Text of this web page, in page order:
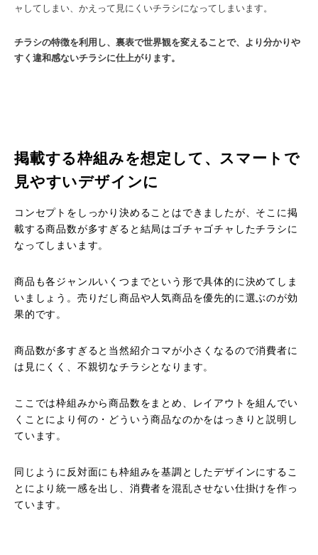
ャしてしまい、かえって見にくいチラシになってしまいます。
チラシの特徴を利用し、裏表で世界観を変えることで、より分かりや
すく違和感ないチラシに仕上がります。
掲載する枠組みを想定して、スマートで
見やすいデザインに
コンセプトをしっかり決めることはできましたが、そこに掲
載する商品数が多すぎると結局はゴチャゴチャしたチラシに
なってしまいます。
商品も各ジャンルいくつまでという形で具体的に決めてしま
いましょう。売りだし商品や人気商品を優先的に選ぶのが効
果的です。
商品数が多すぎると当然紹介コマが小さくなるので消費者に
は見にくく、不親切なチラシとなります。
ここでは枠組みから商品数をまとめ、レイアウトを組んでい
くことにより何の・どういう商品なのかをはっきりと説明し
ています。
同じように反対面にも枠組みを基調としたデザインにするこ
とにより統一感を出し、消費者を混乱させない仕掛けを作っ
ています。